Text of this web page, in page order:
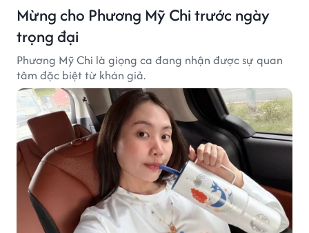
Mừng cho Phương Mỹ Chi trước ngày
trọng đại
Phương Mỹ Chi là giọng ca đang nhận được sự quan
tâm đặc biệt từ khán giả.